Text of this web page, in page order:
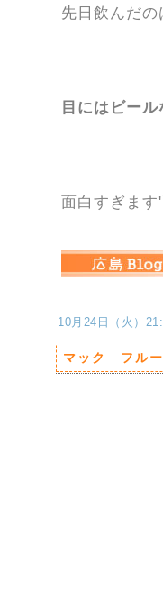
先日飲んだ
目にはビー
面白すぎま
10月24日（火）
マック フル